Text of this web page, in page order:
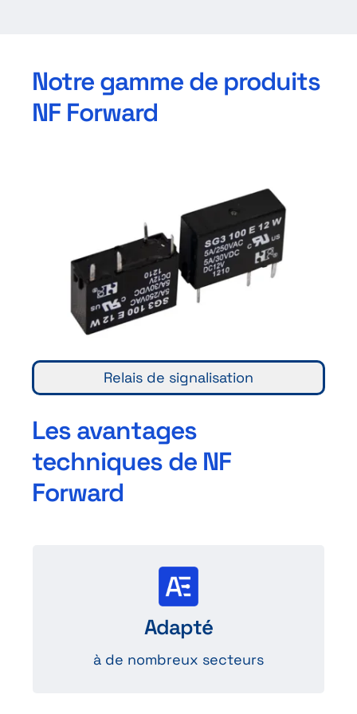
Notre gamme de produits
NF Forward
Relais de signalisation
Les avantages
techniques de NF
Forward
Adapté
à de nombreux secteurs
Des secteurs
comme l’automobile, l’audio, la
communication…